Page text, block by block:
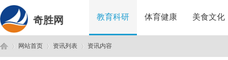
奇胜网 教育科研 体育健康 美食文化
网站首页 资讯列表 资讯内容